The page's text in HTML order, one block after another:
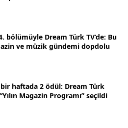
bölümüyle Dream Türk TV’de: Bu
ve müzik gündemi dopdolu
bir haftada 2 ödül: Dream Türk
Magazin Programı” seçildi